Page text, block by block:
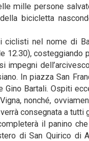
mille persone
bicicletta
ciclisti nel nome di
costeggiando
impegni
In piazza San
Bartali. Ospiti
nonché,
consegnata a
il panino
di San Quirico di